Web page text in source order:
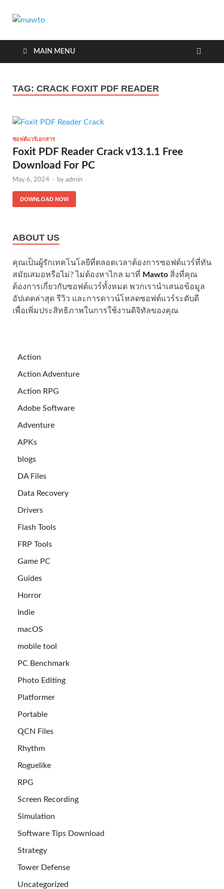
MAWTO
ลิงค์
MAIN MENU
TAG: CRACK FOXIT PDF READER
ซอฟต์แวร์เอกสาร
Foxit PDF Reader Crack v13.1.1 Free
Download For PC
May 6, 2024 - by admin
DOWNLOAD NOW
ABOUT US
คุณเป็นผู้รักเทคโนโลยีที่ตลอดเวลาต้องการซอฟต์แวร์ที่ทัน
สมัยเสมอหรือไม่? ไม่ต้องหาไกล มาที่ Mawto สิ่งที่คุณ
ต้องการเกี่ยวกับซอฟต์แวร์ทั้งหมด พวกเรานำเสนอข้อมูล
อัปเดตล่าสุด รีวิว และการดาวน์โหลดซอฟต์แวร์ระดับดี
เพื่อเพิ่มประสิทธิภาพในการใช้งานดิจิทัลของคุณ
Action
Action Adventure
Action RPG
Adobe Software
Adventure
APKs
blogs
DA Files
Data Recovery
Drivers
Flash Tools
FRP Tools
Game PC
Guides
Horror
Indie
macOS
mobile tool
PC Benchmark
Photo Editing
Platformer
Portable
QCN Files
Rhythm
Roguelike
RPG
Screen Recording
Simulation
Software Tips Download
Strategy
Tower Defense
Uncategorized